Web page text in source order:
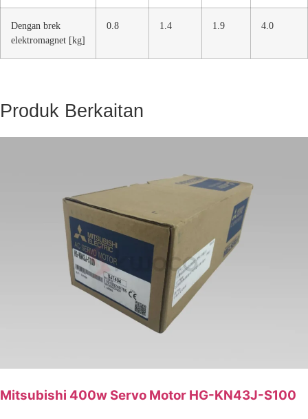
Dengan brek
elektromagnet [kg]
0.8 1.4 1.9 4.0
Produk Berkaitan
Mitsubishi 400w Servo Motor HG-KN43J-S100